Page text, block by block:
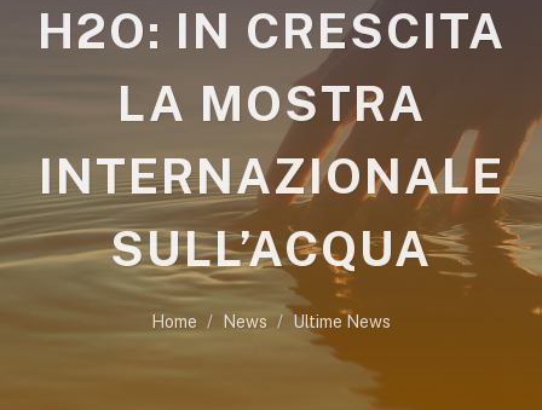
H2O: IN CRESCITA
LA MOSTRA
INTERNAZIONALE
SULL’ACQUA
Home News Ultime News